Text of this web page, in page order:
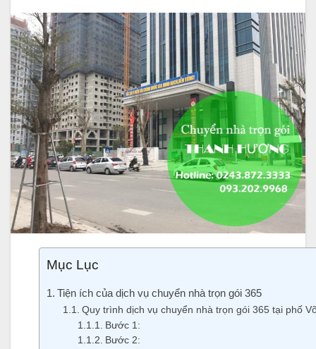
Mục Lục
Tiện ích của dịch vụ chuyển nhà trọn gói 365
Quy trình dịch vụ chuyển nhà trọn gói 365 tại phố
Bước 1:
Bước 2: